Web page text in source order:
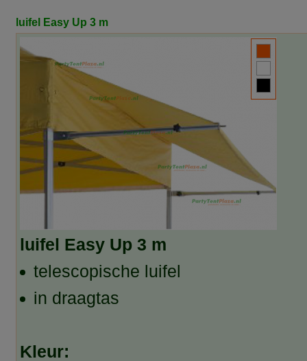
luifel Easy Up 3 m
luifel Easy Up 3 m
telescopische luifel
in draagtas
Kleur: